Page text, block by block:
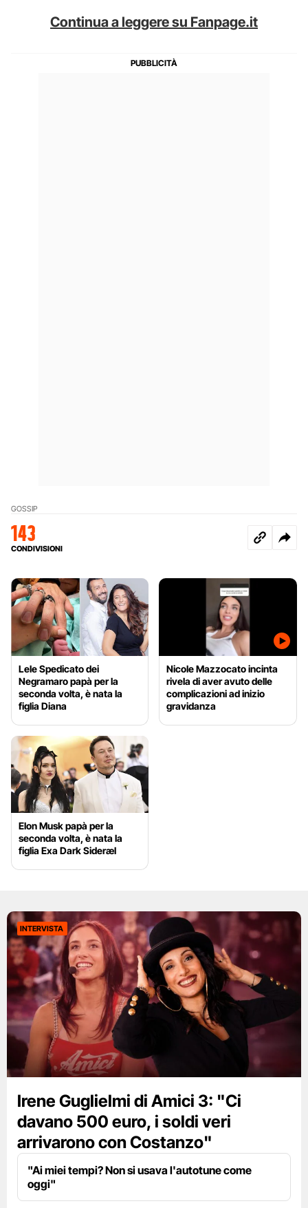
Continua a leggere su Fanpage.it
GOSSIP
143
CONDIVISIONI
Lele Spedicato dei
Negramaro papà per la
seconda volta, è nata la
figlia Diana
Nicole Mazzocato incinta
rivela di aver avuto delle
complicazioni ad inizio
gravidanza
Elon Musk papà per la
seconda volta, è nata la
figlia Exa Dark Sideræl
INTERVISTA
Irene Guglielmi di Amici 3: "Ci
davano 500 euro, i soldi veri
arrivarono con Costanzo"
"Ai miei tempi? Non si usava l'autotune come
oggi"